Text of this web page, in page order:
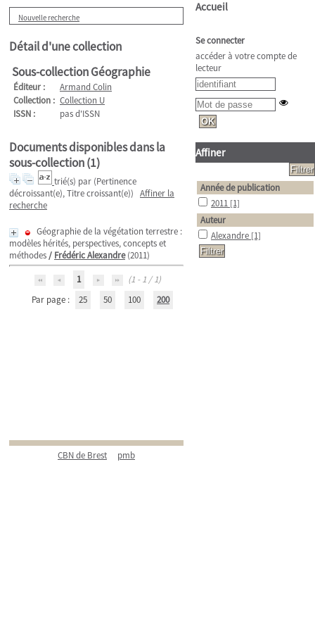
Nouvelle recherche
Détail d'une collection
Sous-collection Géographie
Éditeur :
Armand Colin
Collection : Collection U
ISSN :
pas d'ISSN
Documents disponibles dans la
sous-collection (1)
trié(s) par (Pertinence
décroissant(e), Titre croissant(e)) Affiner la
recherche
Géographie de la végétation terrestre :
modèles hérités, perspectives, concepts et
méthodes/ Frédéric Alexandre(2011)
1
(1 - 1 / 1)
Par page :
25 50 100 200
CBN de Brest pmb
Accueil
Se connecter
accéder à votre compte de
lecteur
Affiner
Année de publication
2011 [1]
Auteur
Alexandre [1]